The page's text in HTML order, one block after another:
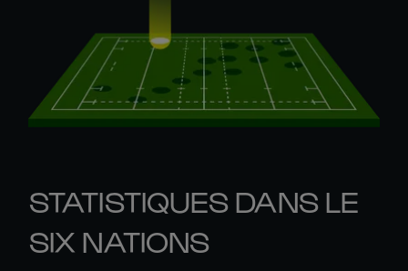
STATISTIQUES DANS LE
SIX NATIONS